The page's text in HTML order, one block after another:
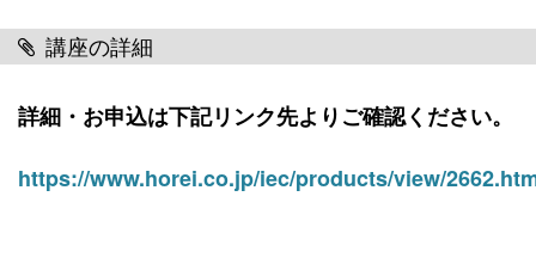
講座の詳細
詳細・お申込は下記リンク先よりご確認ください。
https://www.horei.co.jp/iec/products/view/